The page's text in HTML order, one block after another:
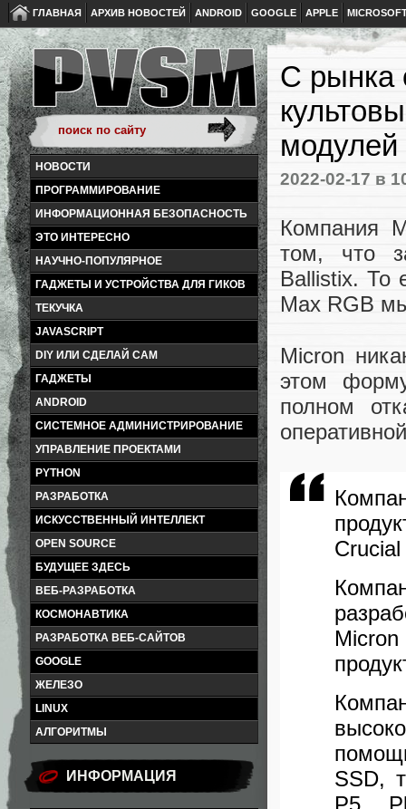
ГЛАВНАЯ АРХИВ НОВОСТЕЙ ANDROID GOOGLE APPLE
НОВОСТИ
ПРОГРАММИРОВАНИЕ
ИНФОРМАЦИОННАЯ БЕЗОПАСНОСТЬ
ЭТО ИНТЕРЕСНО
НАУЧНО-ПОПУЛЯРНОЕ
ГАДЖЕТЫ И УСТРОЙСТВА ДЛЯ ГИКОВ
ТЕКУЧКА
JAVASCRIPT
DIY ИЛИ СДЕЛАЙ САМ
ГАДЖЕТЫ
ANDROID
СИСТЕМНОЕ АДМИНИСТРИРОВАНИЕ
УПРАВЛЕНИЕ ПРОЕКТАМИ
PYTHON
РАЗРАБОТКА
ИСКУССТВЕННЫЙ ИНТЕЛЛЕКТ
OPEN SOURCE
БУДУЩЕЕ ЗДЕСЬ
ВЕБ-РАЗРАБОТКА
КОСМОНАВТИКА
РАЗРАБОТКА ВЕБ-САЙТОВ
GOOGLE
ЖЕЛЕЗО
LINUX
АЛГОРИТМЫ
ИНФОРМАЦИЯ
С рынка
2022-02-17 в
Компания
том, что
Ballistix. То
Max RGB
Micron
этом
полном
SSD,